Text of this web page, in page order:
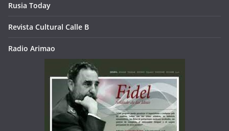
Rusia Today
Revista Cultural Calle B
Radio Arimao